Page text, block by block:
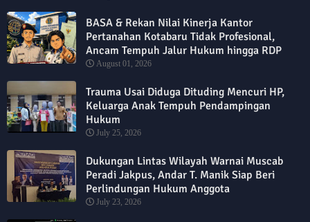
BASA & Rekan Nilai Kinerja Kantor
Pertanahan Kotabaru Tidak Profesional,
Ancam Tempuh Jalur Hukum hingga RDP
August 01, 2026
Trauma Usai Diduga Dituding Mencuri HP,
Keluarga Anak Tempuh Pendampingan
Hukum
July 25, 2026
Dukungan Lintas Wilayah Warnai Muscab
Peradi Jakpus, Andar T. Manik Siap Beri
Perlindungan Hukum Anggota
July 23, 2026